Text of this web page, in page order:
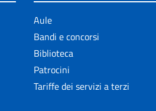
Aule
Bandi e concorsi
Biblioteca
Patrocini
Tariffe dei servizi a terzi